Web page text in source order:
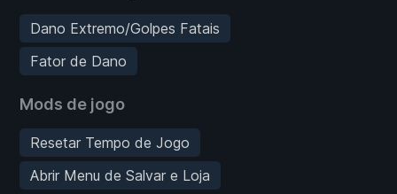
Dano Extremo/Golpes Fatais
Fator de Dano
Mods de jogo
Resetar Tempo de Jogo
Abrir Menu de Salvar e Loja